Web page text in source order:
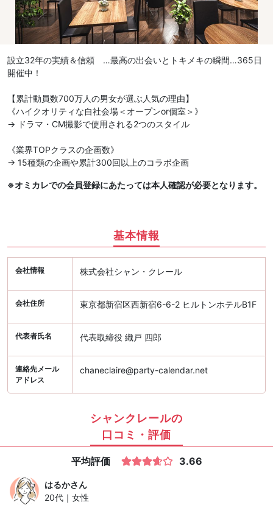
設立32年の実績＆信頼 …最高の出会いとトキメキの瞬間…365日
開催中！
【累計動員数700万人の男女が選ぶ人気の理由】
《ハイクオリティな自社会場＜オープンor個室＞》
→ ドラマ・CM撮影で使用される2つのスタイル
《業界TOPクラスの企画数》
→ 15種類の企画や累計300回以上のコラボ企画
※オミカレでの会員登録にあたっては本人確認が必要となります。
基本情報
会社情報 株式会社シャン・クレール
会社住所 東京都新宿区西新宿6-6-2 ヒルトンホテルB1F
代表者氏名 代表取締役 織戸 四郎
連絡先メール
アドレス
chaneclaire@party-calendar.net
シャンクレールの
口コミ・評価
平均評価 3.66
はるかさん
20代｜女性